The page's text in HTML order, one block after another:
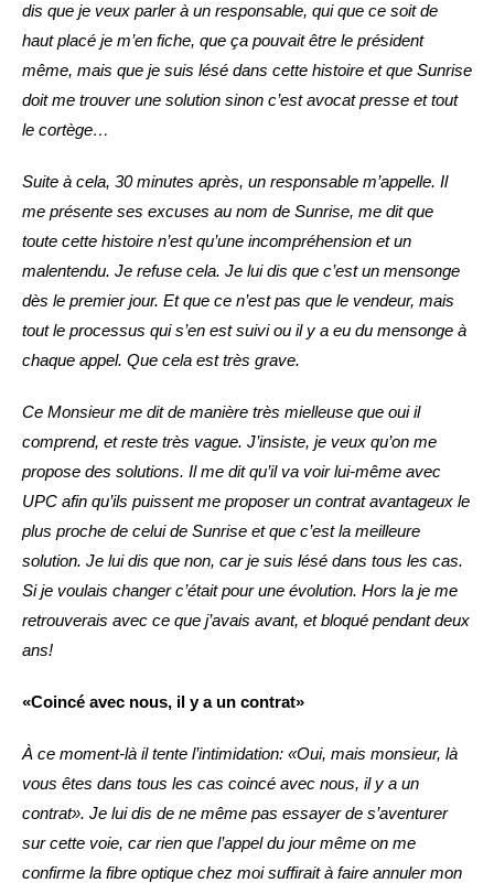
dis que je veux parler à un responsable, qui que ce soit de
haut placé je m’en fiche, que ça pouvait être le président
même, mais que je suis lésé dans cette histoire et que Sunrise
doit me trouver une solution sinon c’est avocat presse et tout
le cortège…
Suite à cela, 30 minutes après, un responsable m’appelle. Il
me présente ses excuses au nom de Sunrise, me dit que
toute cette histoire n’est qu’une incompréhension et un
malentendu. Je refuse cela. Je lui dis que c’est un mensonge
dès le premier jour. Et que ce n’est pas que le vendeur, mais
tout le processus qui s’en est suivi ou il y a eu du mensonge à
chaque appel. Que cela est très grave.
Ce Monsieur me dit de manière très mielleuse que oui il
comprend, et reste très vague. J’insiste, je veux qu’on me
propose des solutions. Il me dit qu’il va voir lui-même avec
UPC afin qu’ils puissent me proposer un contrat avantageux le
plus proche de celui de Sunrise et que c’est la meilleure
solution. Je lui dis que non, car je suis lésé dans tous les cas.
Si je voulais changer c’était pour une évolution. Hors la je me
retrouverais avec ce que j’avais avant, et bloqué pendant deux
ans!
«Coincé avec nous, il y a un contrat»
À ce moment-là il tente l’intimidation: «Oui, mais monsieur, là
vous êtes dans tous les cas coincé avec nous, il y a un
contrat». Je lui dis de ne même pas essayer de s’aventurer
sur cette voie, car rien que l’appel du jour même on me
confirme la fibre optique chez moi suffirait à faire annuler mon